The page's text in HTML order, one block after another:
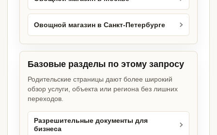
Овощной магазин в Санкт-Петербурге
Базовые разделы по этому запросу
Родительские страницы дают более широкий
обзор услуги, объекта или региона без лишних
переходов.
Разрешительные документы для
бизнеса